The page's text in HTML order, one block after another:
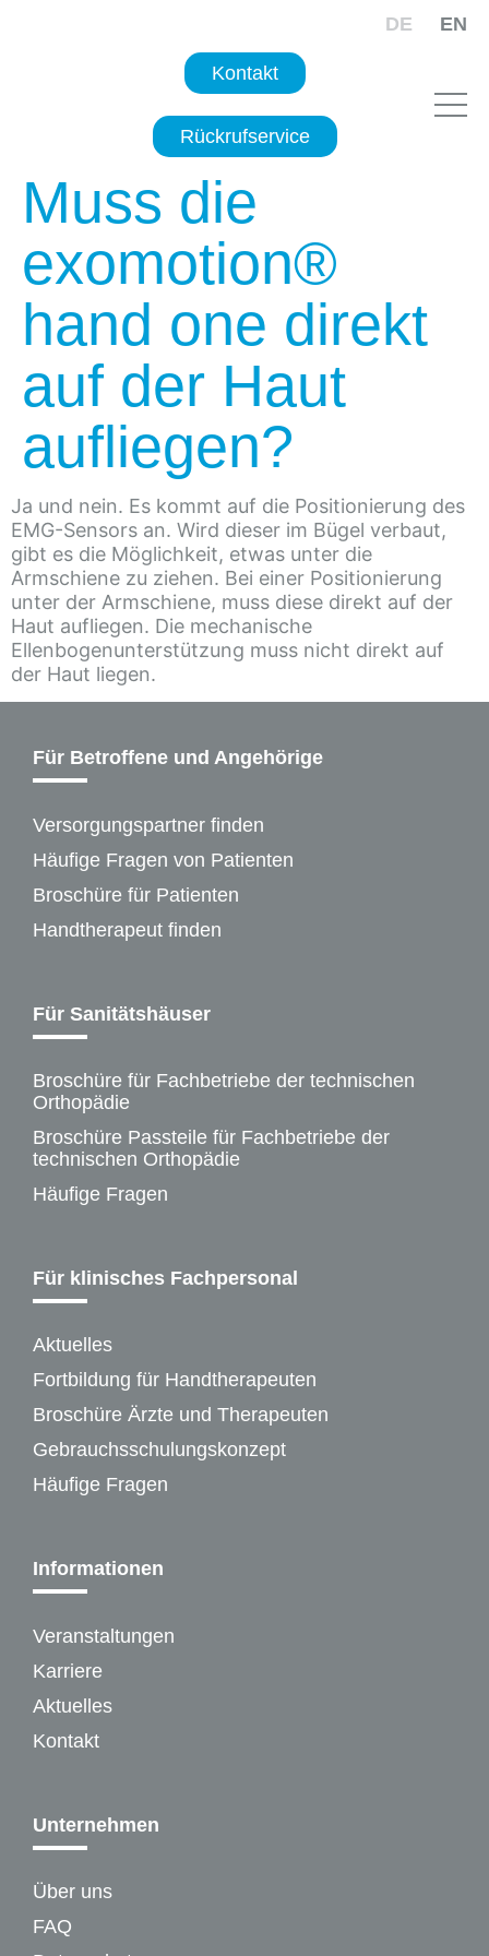
DE EN
Kontakt
Rückrufservice
Muss die
exomotion®
hand one direkt
auf der Haut
aufliegen?
Ja und nein. Es kommt auf die Positionierung des
EMG-Sensors an. Wird dieser im Bügel verbaut,
gibt es die Möglichkeit, etwas unter die
Armschiene zu ziehen. Bei einer Positionierung
unter der Armschiene, muss diese direkt auf der
Haut aufliegen. Die mechanische
Ellenbogenunterstützung muss nicht direkt auf
der Haut liegen.
Für Betroffene und Angehörige
Versorgungspartner finden
Häufige Fragen von Patienten
Broschüre für Patienten
Handtherapeut finden
Für Sanitätshäuser
Broschüre für Fachbetriebe der technischen
Orthopädie
Broschüre Passteile für Fachbetriebe der
technischen Orthopädie
Häufige Fragen
Für klinisches Fachpersonal
Aktuelles
Fortbildung für Handtherapeuten
Broschüre Ärzte und Therapeuten
Gebrauchsschulungskonzept
Häufige Fragen
Informationen
Veranstaltungen
Karriere
Aktuelles
Kontakt
Unternehmen
Über uns
FAQ